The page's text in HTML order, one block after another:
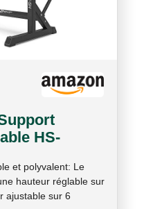
HS-
et
pour Barre
et polyvalent: Le
hauteur réglable sur
ajustable sur 6